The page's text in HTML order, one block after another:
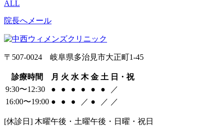
ALL
院長へメール
〒507-0024 岐阜県多治見市大正町1-45
診療時間 月 火 水 木 金 土 日・祝
9:30〜12:30
● ● ● ● ● ●
／
16:00〜19:00 ● ● ● ／ ● ／ ／
[休診日] 木曜午後・土曜午後・日曜・祝日